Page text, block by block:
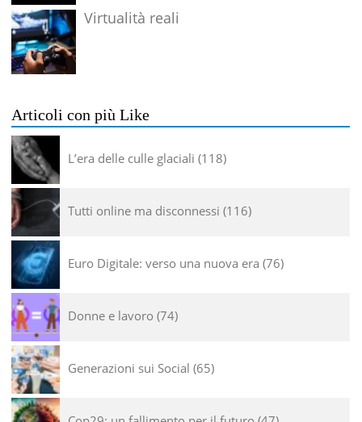
Virtualità reali
Articoli con più Like
L’era delle culle glaciali 118
Tutti online ma disconnessi 116
Euro Digitale: verso una nuova era 76
Donne e lavoro 74
Generazioni sui Social 65